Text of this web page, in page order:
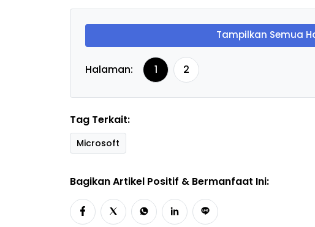
Tampilkan Semua
Halaman: 1 2
Tag Terkait:
Microsoft
Bagikan Artikel Positif & Bermanfaat Ini: